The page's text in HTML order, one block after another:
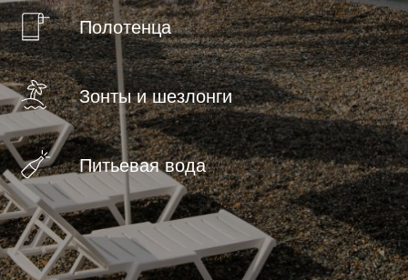
Полотенца
Зонты и шезлонги
Питьевая вода